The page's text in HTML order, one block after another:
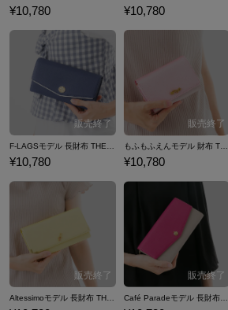
¥10,780 ¥10,780
F-LAGSモデル 長財布 THE IDOLM@STER SideM
¥10,780
もふもふえんモデル 財布 THE IDOLM@STER SideM
¥10,780
Café Paradeモデル 長財布 THE IDOLM@STER SideM